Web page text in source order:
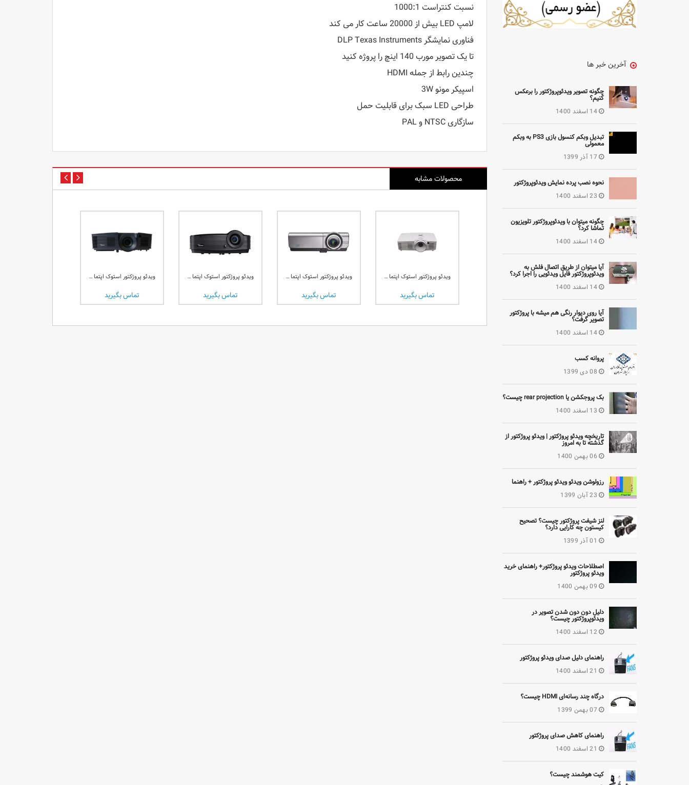
آخرین خبر ها
چگونه تصویر ویدئوپروژکتور را برعکس
کنیم؟
14 اسفند 1400
تبدیل وبکم کنسول بازی PS3 به وبکم
معمولی
17 آذر 1399
نحوه نصب پرده نمایش ویدئوپروژکتور
23 اسفند 1400
چگونه میتوان با ویدئوپروژکتور تلویزیون
تماشا کرد؟
14 اسفند 1400
آیا میتوان از طریق اتصال فلش به
ویدئوپروژکتور فایل ویدئویی را اجرا کرد؟
14 اسفند 1400
آیا روی دیوار رنگی هم میشه با پروژکتور
تصویر گرفت؟
14 اسفند 1400
پروانه کسب
08 دی 1399
بک پروجکشن یا rear projection چیست؟
13 اسفند 1400
تاریخچه ویدئو پروژکتور | ویدئو پروژکتور از
گذشته تا به امروز
06 بهمن 1400
رزولوشن ویدئو ویدئو پروژکتور + راهنما
23 آبان 1399
لنز شیفت پروژکتور چیست؟ تصحیح
کیستون چه کارایی دارد؟
01 آذر 1399
اصطلاحات ویدئو پروژکتور+ راهنمای خرید
ویدئو پروژکتور
09 بهمن 1400
دلیل دون دون شدن تصویر در
ویدئوپروژکتور چیست؟
12 اسفند 1400
راهنمای دلیل صدای ویدئو پروژکتور
21 اسفند 1400
درگاه چند رسانه‌ای HDMI چیست؟
07 بهمن 1399
راهنمای کاهش صدای پروژکتور
21 اسفند 1400
کیت هوشمند چیست؟
نسبت کنتراست 1000:1
لامپ LED بیش از 20000 ساعت کار می کند
فناوری نمایشگر DLP Texas Instruments
تا یک تصویر مورب 140 اینچ را پروژه کنید
چندین رابط از جمله HDMI
اسپیکر مونو 3W
طراحی LED سبک برای قابلیت حمل
سازگاری NTSC و PAL
محصولات مشابه
تماس بگیرید تماس بگیرید
ویدئو پروژکتور استوک اپتما OPTOMA X402
تماس بگیرید
ویدئو پروژکتور استوک اپتما Optoma EH500
تماس بگیرید
ویدئو پروژکتور استوک اپتما Optoma X313
تماس بگیرید
ویدئو پروژکتور استوک اپتما Optoma W312
تماس بگیرید